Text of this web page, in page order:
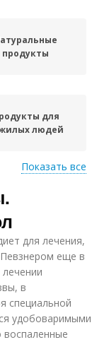
продукты
для
людей
при
холестерине
при язве
Показать все
для лечения,
еще в
в
специальной
удобоваримыми
воспаленные